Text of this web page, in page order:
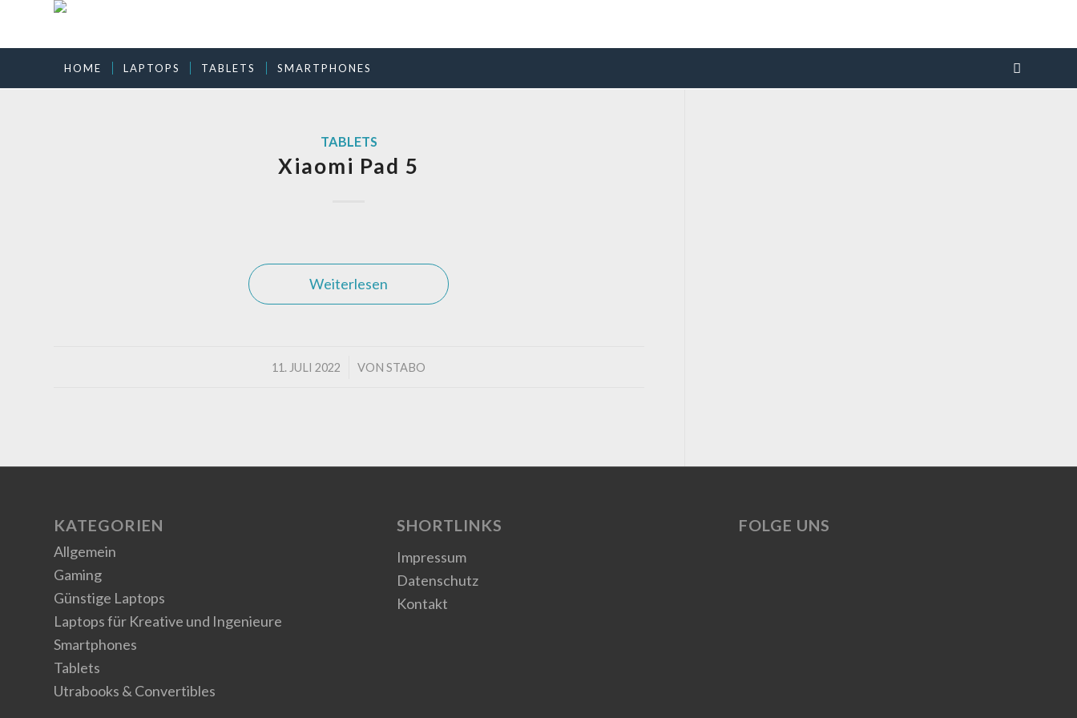
HOME LAPTOPS TABLETS SMARTPHONES
TABLETS
Xiaomi Pad 5
Weiterlesen
11. JULI 2022
/ VONSTABO
KATEGORIEN
Allgemein
Gaming
Günstige Laptops
Laptops für Kreative und Ingenieure
Smartphones
Tablets
Utrabooks & Convertibles
SHORTLINKS
Impressum
Datenschutz
Kontakt
FOLGE UNS